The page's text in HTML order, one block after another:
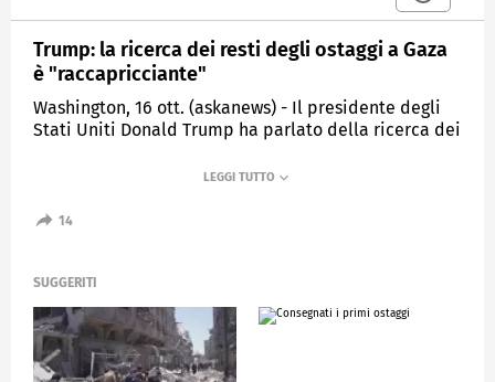
Trump: la ricerca dei resti degli ostaggi a Gaza
è "raccapricciante"
Washington, 16 ott. (askanews) - Il presidente degli
Stati Uniti Donald Trump ha parlato della ricerca dei
come un "processo raccapricciante". Il gruppo di
altri corpi dalle rovine di Gaza senza attrezzature
riprendere i combattimenti se Hamas non rispetterà
i termini del cessate il fuoco sostenuto dagli Stati
Uniti che ha fermato la guerra a Gaza.
14
SUGGERITI